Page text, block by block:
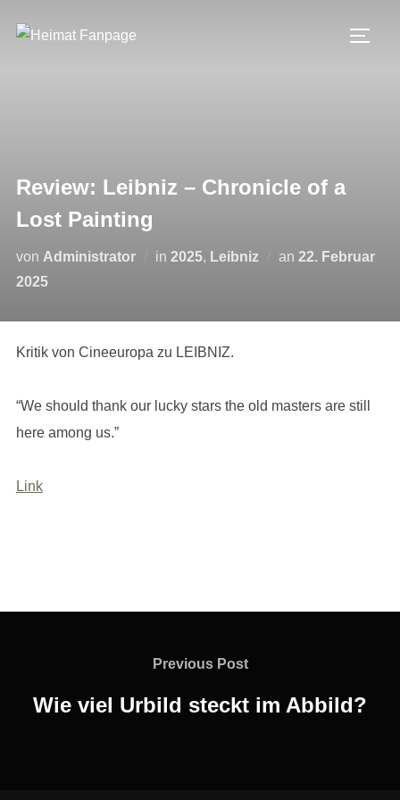
Inhalt
Review: Leibniz – Chronicle of a
Lost Painting
von Administrator in 2025, Leibniz an Veröffentlicht
22. Februar
2025
Kritik von Cineeuropa zu LEIBNIZ.
“We should thank our lucky stars the old masters are still
here among us.”
Link
Previous
Previous Post
Wie viel Urbild steckt im Abbild?